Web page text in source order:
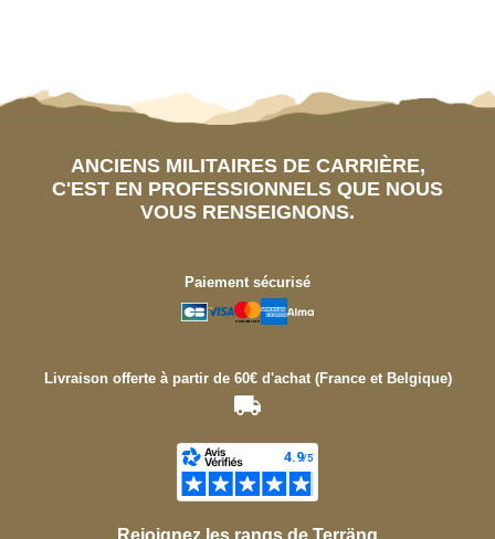
ANCIENS MILITAIRES DE CARRIÈRE,
C'EST EN PROFESSIONNELS QUE NOUS
VOUS RENSEIGNONS.
Paiement sécurisé
Livraison offerte à partir de 60€ d'achat (France et Belgique)